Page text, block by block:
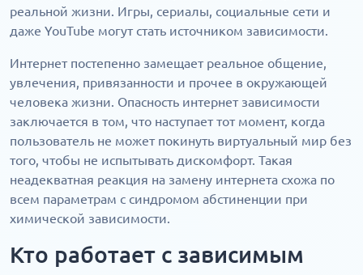
реальной жизни. Игры, сериалы, социальные сети и
даже YouTube могут стать источником зависимости.
Интернет постепенно замещает реальное общение,
увлечения, привязанности и прочее в окружающей
человека жизни. Опасность интернет зависимости
заключается в том, что наступает тот момент, когда
пользователь не может покинуть виртуальный мир без
того, чтобы не испытывать дискомфорт. Такая
неадекватная реакция на замену интернета схожа по
всем параметрам с синдромом абстиненции при
химической зависимости.
Кто работает с зависимым